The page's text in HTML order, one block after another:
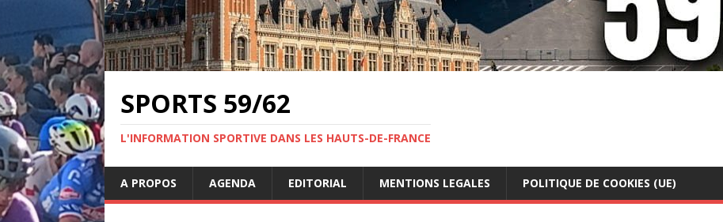
SPORTS 59/62
L'INFORMATION SPORTIVE DANS LES HAUTS-DE-FRANCE
A PROPOS AGENDA EDITORIAL MENTIONS LEGALES POLITIQUE DE COOKIES (UE)